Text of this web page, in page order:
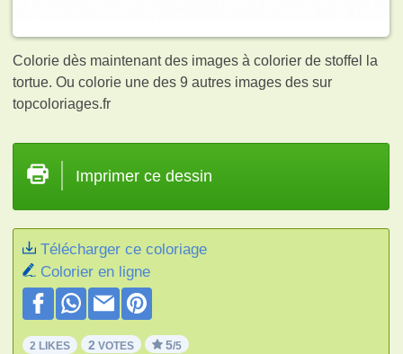
Colorie dès maintenant des images à colorier de stoffel la
tortue. Ou colorie une des 9 autres images dessur
topcoloriages.fr
Imprimer ce dessin
Télécharger ce coloriage
Colorier en ligne
2 LIKES 2 VOTES 5/5